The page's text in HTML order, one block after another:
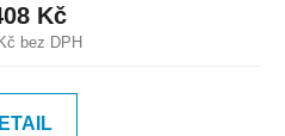
bez DPH
Kč